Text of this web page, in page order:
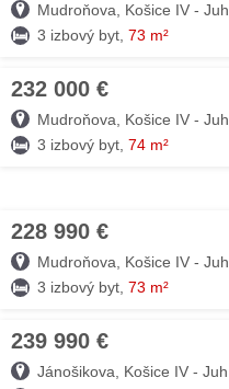
Mudroňova, Košice IV - Juh
3 izbový byt, 73 m²
232 000 €
Mudroňova, Košice IV - Juh
3 izbový byt, 74 m²
228 990 €
Mudroňova, Košice IV - Juh
3 izbový byt, 73 m²
239 990 €
Jánošikova, Košice IV - Juh